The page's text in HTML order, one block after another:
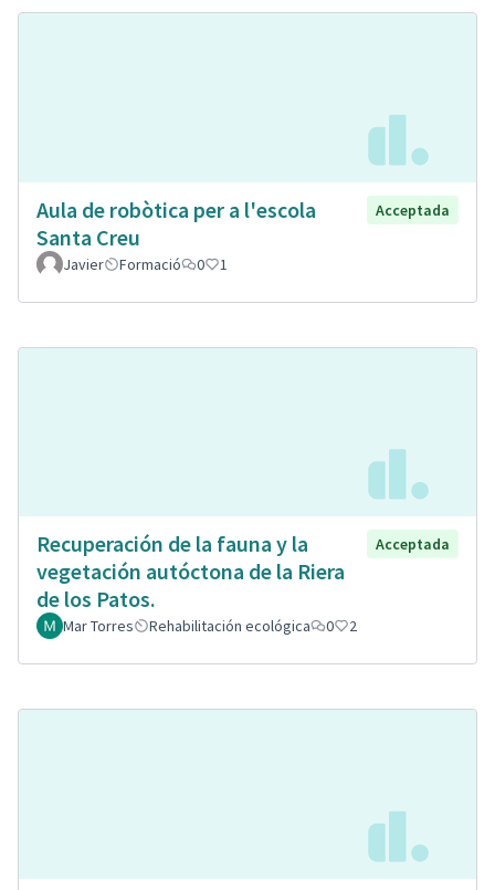
Aula de robòtica per a l'escola
Santa Creu
Acceptada
Javier Formació 0 1
Recuperación de la fauna y la
vegetación autóctona de la Riera
de los Patos.
Acceptada
Mar Torres Rehabilitación ecológica 0 2